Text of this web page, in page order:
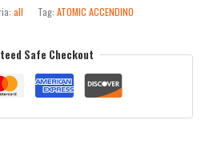
all Tag: ATOMIC ACCENDINO
Safe Checkout